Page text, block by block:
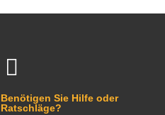
Benötigen Sie Hilfe oder
Ratschläge?